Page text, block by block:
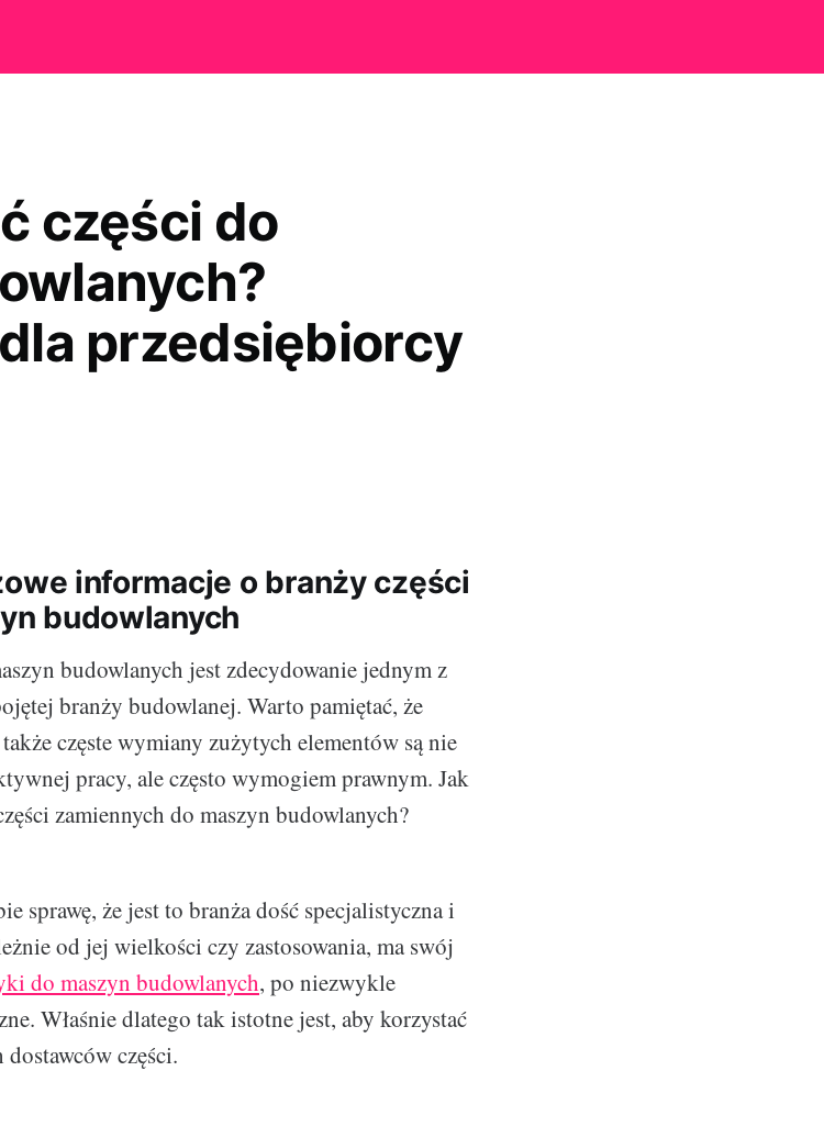
części do
przedsiębiorcy
informacje o branży części
budowlanych
budowlanych jest zdecydowanie jednym z
branży budowlanej. Warto pamiętać, że
częste wymiany zużytych elementów są nie
pracy, ale często wymogiem prawnym. Jak
zamiennych do maszyn budowlanych?
sprawę, że jest to branża dość specjalistyczna i
od jej wielkości czy zastosowania, ma swój
do maszyn budowlanych, po niezwykle
Właśnie dlatego tak istotne jest, aby korzystać
dostawców części.